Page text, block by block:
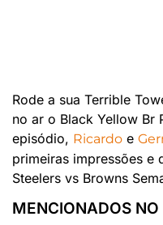
Rode a sua Terrible
no ar o Black Yellow Br
episódio, Ricardo e
primeiras impressões e
Steelers vs Browns
MENCIONADOS NO